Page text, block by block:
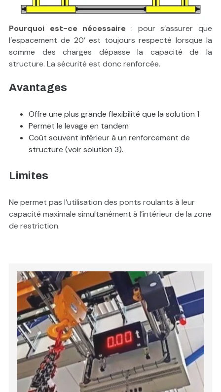
Pourquoi est-ce nécessaire : pour s’assurer que
l’espacement de 20’ est toujours respecté lorsque la
somme des charges dépasse la capacité de la
structure. La sécurité est donc renforcée.
Avantages
Offre une plus grande flexibilité que la solution 1
Permet le levage en tandem
Coût souvent inférieur à un renforcement de
structure (voir solution 3).
Limites
Ne permet pas l’utilisation des ponts roulants à leur
capacité maximale simultanément à l’intérieur de la zone
de restriction.